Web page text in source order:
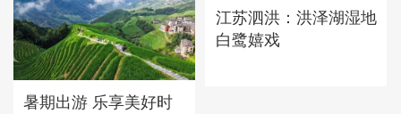
暑期出游 乐享美好时
江苏泗洪：洪泽湖湿地
白鹭嬉戏